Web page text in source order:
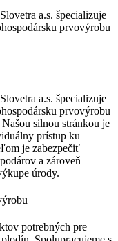
a.s. špecializuje
prvovýrobu
a.s. špecializuje
prvovýrobu
silnou stránkou je
prístup ku
je zabezpečiť
a zároveň
úrody.
potrebných pre